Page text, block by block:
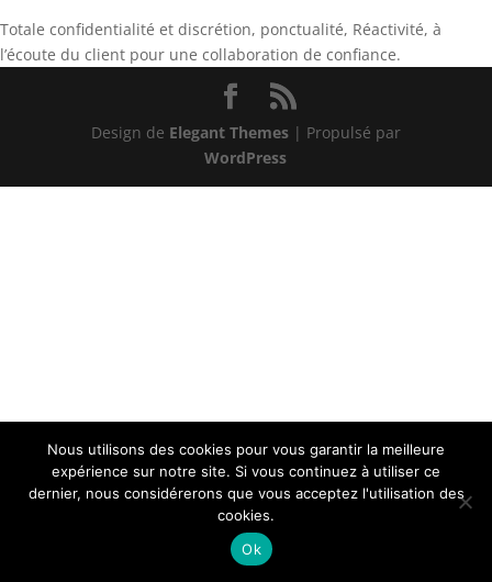
Totale confidentialité et discrétion, ponctualité, Réactivité, à
l’écoute du client pour une collaboration de confiance.
Design de Elegant Themes| Propulsé par
WordPress
Nous utilisons des cookies pour vous garantir la meilleure
expérience sur notre site. Si vous continuez à utiliser ce
dernier, nous considérerons que vous acceptez l'utilisation des
cookies.
Ok